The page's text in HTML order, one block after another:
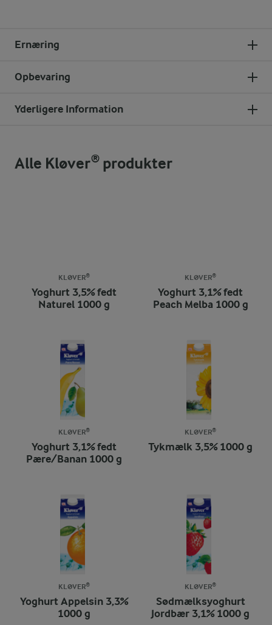
Ernæring
Opbevaring
Yderligere Information
Alle Kløver® produkter
KLØVER®
Yoghurt 3,5% fedt
Naturel 1000 g
KLØVER®
Yoghurt 3,1% fedt
Peach Melba 1000 g
KLØVER®
Yoghurt 3,1% fedt
Pære/Banan 1000 g
KLØVER®
Tykmælk 3,5% 1000 g
KLØVER®
Yoghurt Appelsin 3,3%
1000 g
KLØVER®
Sødmælksyoghurt
Jordbær 3,1% 1000 g